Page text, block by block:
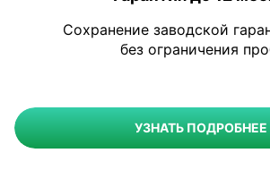
Сохранение заводской
без ограничения
УЗНАТЬ ПОДРОБНЕЕ